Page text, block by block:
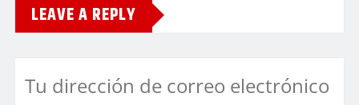
LEAVE A REPLY
Tu dirección de correo electrónico